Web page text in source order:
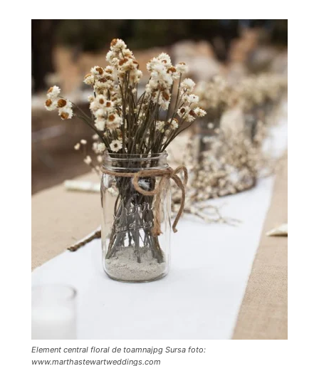
Element central floral de toamnajpg Sursa foto:
www.marthastewartweddings.com